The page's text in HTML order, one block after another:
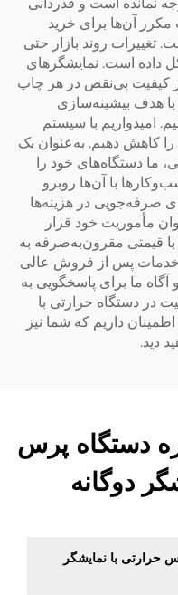
آن‌ها برای خرید
تغییرات روند بازار حتی
داده است. نمایشگرهای
کیفیت بی‌نقص در هر چاپ
با هدف بیشینه‌سازی
امیدواریم با سیستم
را کاهش دهیم. به‌عنوان یک
ما دستگاه‌های خود را
با آن‌ها روبرو
صرفه‌جویی در هزینه‌ها
مأموریت خود قرار
با قیمتی مقرون‌به‌صرفه به
خدمات پس از فروش عالی
ما برای پاسخگویی به
در دستگاه حرارتی با
داریم که شما نیز
دید.
دستگاه پرس
دوگانه
حرارتی با نمایشگر